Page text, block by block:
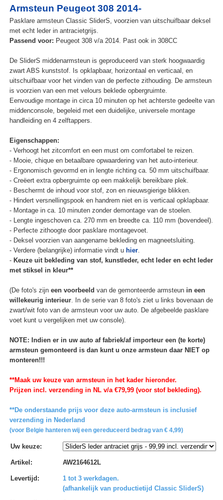
Armsteun Peugeot 308 2014-
Pasklare armsteun Classic SliderS, voorzien van uitschuifbaar deksel
met echt leder in antracietgrijs.
Passend voor: Peugeot 308 v/a 2014. Past ook in 308CC
De SliderS middenarmsteun is geproduceerd van sterk hoogwaardig
zwart ABS kunststof. Is opklapbaar, horizontaal en verticaal, en
uitschuifbaar voor het vinden van de perfecte zithouding. De armsteun
is voorzien van een met velours beklede opbergruimte.
Eenvoudige montage in circa 10 minuten op het achterste gedeelte van
middenconsole, begeleid met een duidelijke, universele montage
handleiding en 4 zelftappers.
Eigenschappen:
- Verhoogt het zitcomfort en een must om comfortabel te reizen.
- Mooie, chique en betaalbare opwaardering van het auto-interieur.
- Ergonomisch gevormd en in lengte richting ca. 50 mm uitschuifbaar.
- Creëert extra opbergruimte op een makkelijk bereikbare plek.
- Beschermt de inhoud voor stof, zon en nieuwsgierige blikken.
- Hindert versnellingspook en handrem niet en is verticaal opklapbaar.
- Montage in ca. 10 minuten zonder demontage van de stoelen.
- Lengte ingeschoven ca. 270 mm en breedte ca. 110 mm (bovendeel).
- Perfecte zithoogte door pasklare montagevoet.
- Deksel voorzien van aangename bekleding en magneetsluiting.
- Verdere (belangrijke) informatie vindt u hier.
- Keuze uit bekleding van stof, kunstleder, echt leder en echt leder
met stiksel in kleur**
(De foto's zijn een voorbeeld van de gemonteerde armsteun in een
willekeurig interieur. In de serie van 8 foto's ziet u links bovenaan de
zwart/wit foto van de armsteun voor uw auto. De afgebeelde pasklare
voet kunt u vergelijken met uw console).
NOTE: Indien er in uw auto af fabriek/af importeur een (te korte)
armsteun gemonteerd is dan kunt u onze armsteun daar NIET op
monteren!!!
**Maak uw keuze van armsteun in het kader hieronder.
Prijzen incl. verzending in NL v/a €79,99 (voor stof bekleding).
**De onderstaande prijs voor deze auto-armsteun is inclusief
verzending in Nederland
(voor Belgie hanteren wij een gereduceerd bedrag van € 4,99)
Uw keuze:
Artikel : AW2164612L
Levertijd :
1 tot 3 werkdagen.
(afhankelijk van productietijd Classic SliderS)